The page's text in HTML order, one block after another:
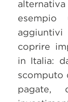
coprire
in Italia:
scomputo
pagate,